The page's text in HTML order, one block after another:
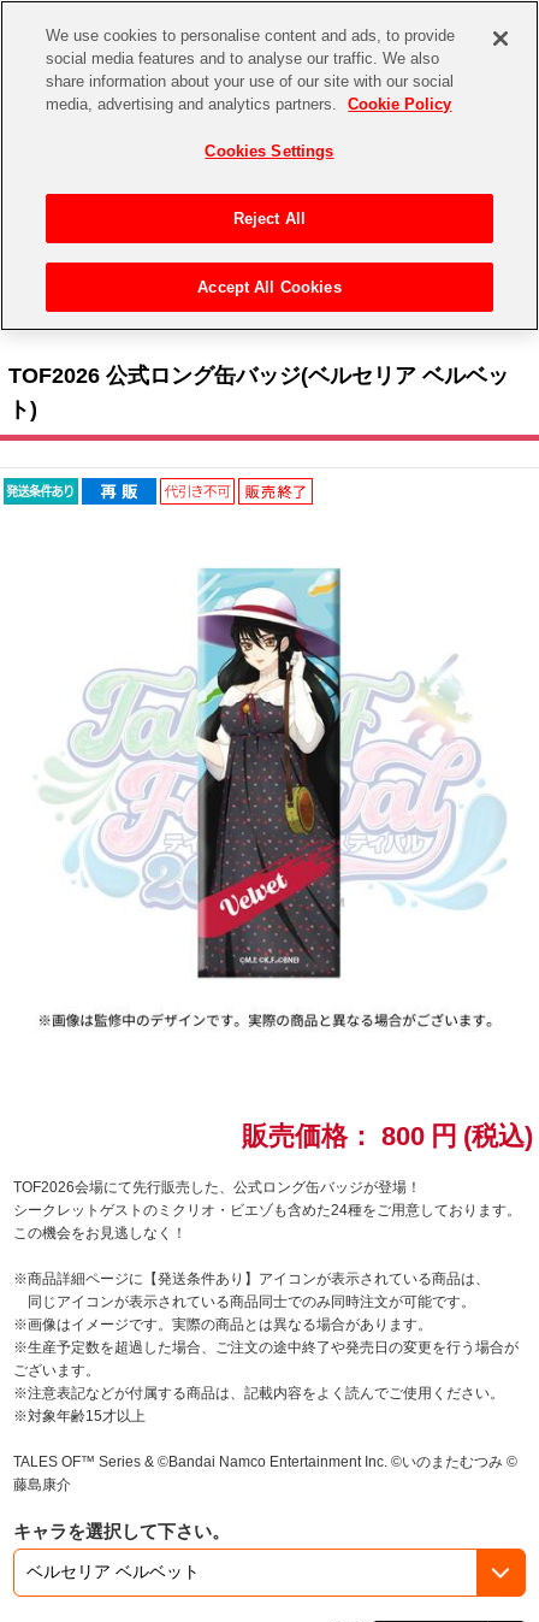
CHANNEL STORE EVENT
ゲーム
ASOBI STAGE
プレミアム会員とは
アイドルマスターシリーズ
アイドルマスター
アイドルマスター シャイニーカラーズ
プロジェクトアイマス ヴイアライヴ
テイルズ オブ シリーズ
太鼓の達人
ACE COMBAT
スサノオマジック
ラブライブ！シリーズ
ラブライブ！
ラブライブ！サンシャイン‼
ラブライブ！虹ヶ咲学園スクールアイドル同好会
ラブライブ！スーパースター!!
アイドリッシュセブン
モフモフパレード
イベントグッズ
トイ・ホビー
テイルズ オブ シリーズ > TOF2026 公式ロング缶バッジ(ベルセリア
TOF2026 公式ロング缶バッジ(ベルセリア ベルベッ
ト)
販売価格： 800 円 (税込)
TOF2026会場にて先行販売した、公式ロング缶バッジが登場！
シークレットゲストのミクリオ・ビエゾも含めた24種をご用意しております。
この機会をお見逃しなく！
※商品詳細ページに【発送条件あり】アイコンが表示されている商品は、
同じアイコンが表示されている商品同士でのみ同時注文が可能です。
※画像はイメージです。実際の商品とは異なる場合があります。
※生産予定数を超過した場合、ご注文の途中終了や発売日の変更を行う場合が
ございます。
※注意表記などが付属する商品は、記載内容をよく読んでご使用ください。
※対象年齢15才以上
TALES OF™ Series & ©Bandai Namco Entertainment Inc. ©いのまたむつみ ©
藤島康介
キャラを選択して下さい。
We use cookies to personalise content and ads, to provide
social media features and to analyse our traffic. We also
share information about your use of our site with our social
media, advertising and analytics partners.
Cookie Policy
Cookies Settings
Reject All
Accept All Cookies